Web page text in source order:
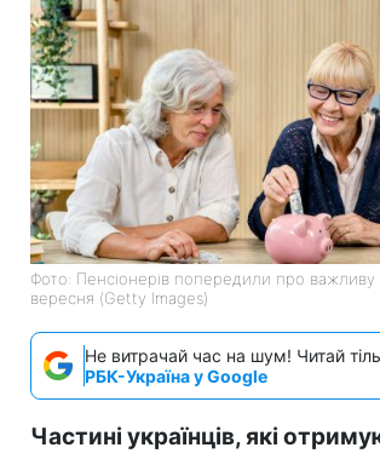
Фото: Пенсіонерів попередили про важливу
вересня (Getty Images)
Не витрачай час на шум! Читай
РБК-Україна у Google
Частині українців, які